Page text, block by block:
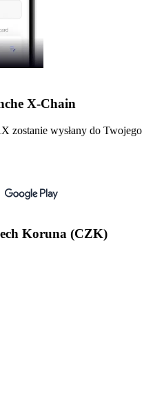
X-Chain
zostanie wysłany do Twojego
Koruna (CZK)